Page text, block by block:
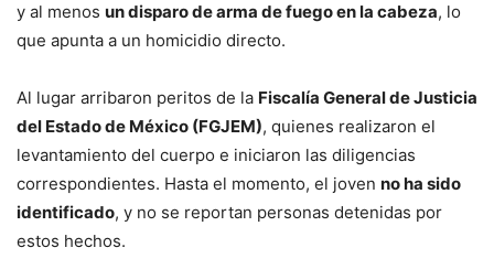
y al menos un disparo de arma de fuego en la cabeza, lo
que apunta a un homicidio directo.
Al lugar arribaron peritos de la Fiscalía General de Justicia
del Estado de México (FGJEM), quienes realizaron el
levantamiento del cuerpo e iniciaron las diligencias
correspondientes. Hasta el momento, el joven no ha sido
identificado, y no se reportan personas detenidas por
estos hechos.